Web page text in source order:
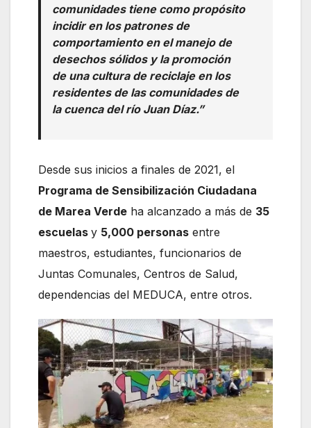
comunidades tiene como propósito
incidir en los patrones de
comportamiento en el manejo de
desechos sólidos y la promoción
de una cultura de reciclaje en los
residentes de las comunidades de
la cuenca del río Juan Díaz.”
Desde sus inicios a finales de 2021, el
Programa de Sensibilización Ciudadana
de Marea Verde ha alcanzado a más de 35
escuelas y 5,000 personas entre
maestros, estudiantes, funcionarios de
Juntas Comunales, Centros de Salud,
dependencias del MEDUCA, entre otros.